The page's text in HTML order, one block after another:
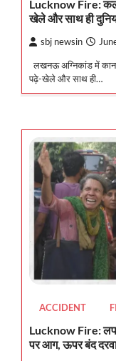
Lucknow Fire:
खेले और साथ ही
sbj newsin
लखनऊ अग्निकांड में
पढ़े-खेले और साथ ही…
ACCIDENT
Lucknow Fire:
पर आग, ऊपर बंद